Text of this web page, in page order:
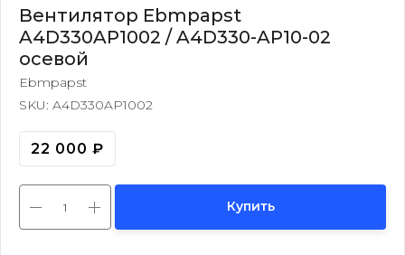
Вентилятор Ebmpapst
A4D330AP1002 / A4D330-AP10-02
осевой
Ebmpapst
SKU: A4D330AP1002
22 000 ₽
Купить